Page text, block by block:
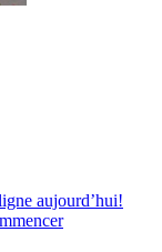
aujourd’hui!